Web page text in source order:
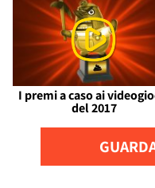
I premi a caso ai
del 2017